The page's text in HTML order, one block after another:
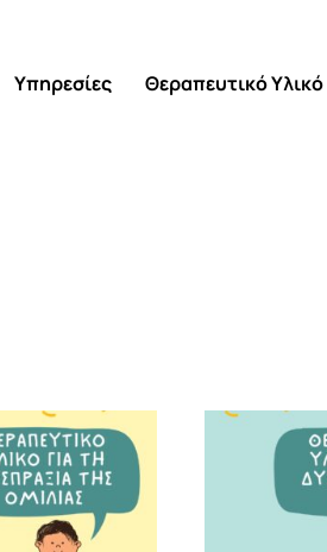
Υπηρεσίες Θεραπευτικό Υλικό